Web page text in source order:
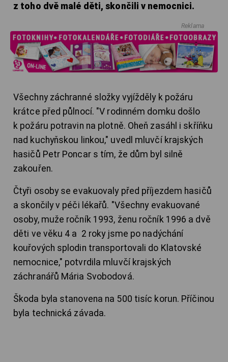
z toho dvě malé děti, skončili v nemocnici.
Reklama
Všechny záchranné složky vyjížděly k požáru
krátce před půlnocí. "V rodinném domku došlo
k požáru potravin na plotně. Oheň zasáhl i skříňku
nad kuchyňskou linkou," uvedl mluvčí krajských
hasičů Petr Poncar s tím, že dům byl silně
zakouřen.
Čtyři osoby se evakuovaly před příjezdem hasičů
a skončily v péči lékařů. "Všechny evakuované
osoby, muže ročník 1993, ženu ročník 1996 a dvě
děti ve věku 4 a 2 roky jsme po nadýchání
kouřových splodin transportovali do Klatovské
nemocnice," potvrdila mluvčí krajských
záchranářů Mária Svobodová.
Škoda byla stanovena na 500 tisíc korun. Příčinou
byla technická závada.